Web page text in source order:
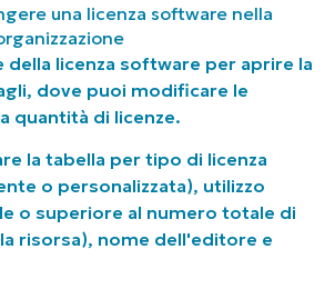
una licenza software nella
della licenza software per aprire la
dove puoi modificare le
quantità di licenze.
la tabella per tipo di licenza
o personalizzata), utilizzo
o superiore al numero totale di
risorsa), nome dell'editore e